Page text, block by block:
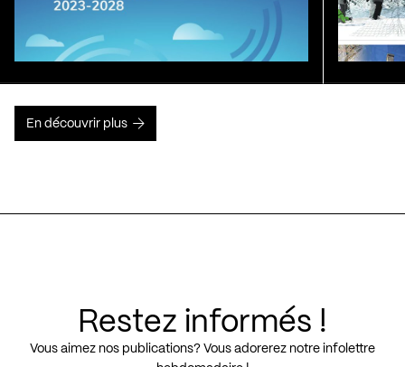
En découvrir plus
Restez informés !
Vous aimez nos publications? Vous adorerez notre infolettre